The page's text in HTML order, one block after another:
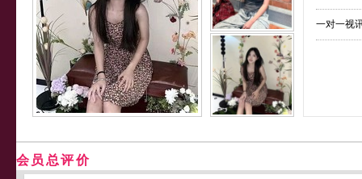
一对一视
会员总评价